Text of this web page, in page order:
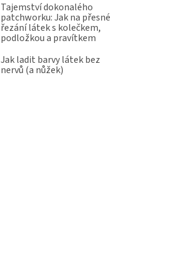
Tajemství dokonalého
patchworku: Jak na přesné
řezání látek s kolečkem,
podložkou a pravítkem
Jak ladit barvy látek bez
nervů (a nůžek)